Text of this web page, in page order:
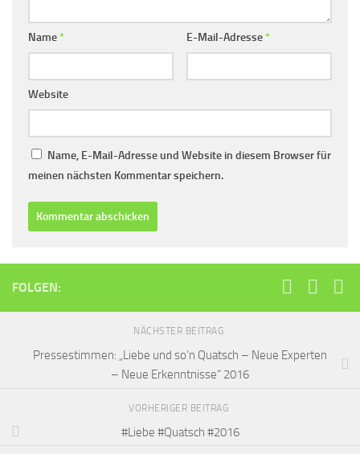
Name * E-Mail-Adresse *
Website
Name, E-Mail-Adresse und Website in diesem Browser für
meinen nächsten Kommentar speichern.
FOLGEN:
NÄCHSTER BEITRAG
Pressestimmen: „Liebe und so’n Quatsch – Neue Experten
– Neue Erkenntnisse“ 2016
VORHERIGER BEITRAG
#Liebe #Quatsch #2016